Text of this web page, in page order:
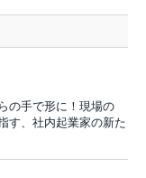
の手で形に！現場の
す、社内起業家の新た